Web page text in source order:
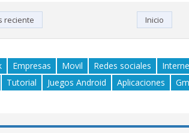
reciente Inicio
Empresas Movil Redes sociales
Tutorial Juegos Android Aplicaciones